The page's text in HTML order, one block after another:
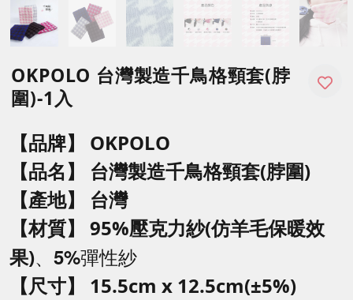
OKPOLO 台灣製造千鳥格頸套(脖
圍)-1入
【品牌】 OKPOLO
【品名】 台灣製造千鳥格頸套(脖圍)
【產地】 台灣
【材質】 95%壓克力紗(仿羊毛保暖效
果)、5%彈性紗
【尺寸】 15.5cm x 12.5cm(±5%)